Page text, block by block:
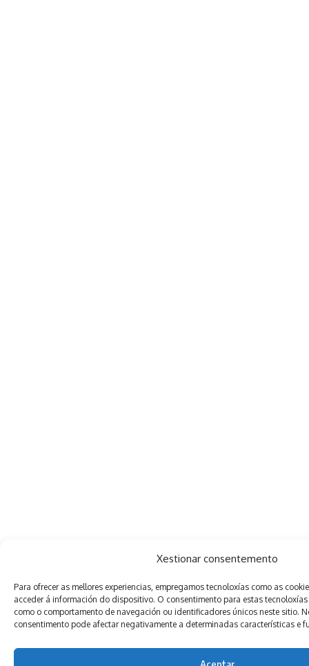
Xestionar consentemento
Para ofrecer as mellores experiencias, empregamos tecnoloxías como as
acceder á información do dispositivo. O consentimento para estas
como o comportamento de navegación ou identificadores únicos neste sitio.
consentimento pode afectar negativamente a determinadas características e